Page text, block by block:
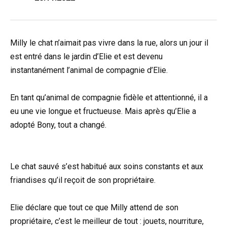
Milly le chat n’aimait pas vivre dans la rue, alors un jour il
est entré dans le jardin d’Elie et est devenu
instantanément l’animal de compagnie d’Elie.
En tant qu’animal de compagnie fidèle et attentionné, il a
eu une vie longue et fructueuse. Mais après qu’Elie a
adopté Bony, tout a changé.
Le chat sauvé s’est habitué aux soins constants et aux
friandises qu’il reçoit de son propriétaire.
Elie déclare que tout ce que Milly attend de son
propriétaire, c’est le meilleur de tout : jouets, nourriture,